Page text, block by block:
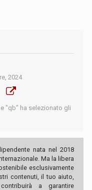
2024
"qb" ha selezionato gli
nata nel 2018
Ma la libera
esclusivamente
contenuti, il tuo aiuto,
a garantire